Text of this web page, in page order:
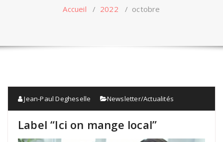
Accueil / 2022 / octobre
Jean-Paul Degheselle Newsletter/Actualités
Label “Ici on mange local”